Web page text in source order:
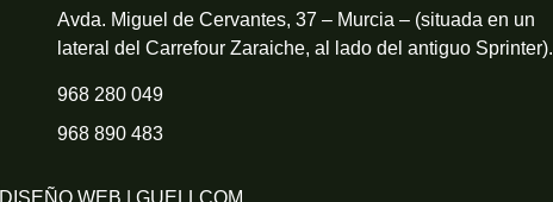
Avda. Miguel de Cervantes, 37 – Murcia – (situada en un
lateral del Carrefour Zaraiche, al lado del antiguo Sprinter).
968 280 049
968 890 483
DISEÑO WEB | GUELLCOM